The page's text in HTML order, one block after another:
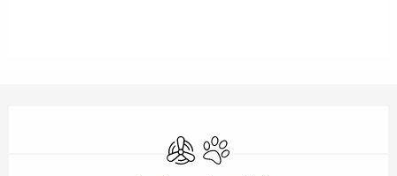
KlimaanlageTiere erlaubt